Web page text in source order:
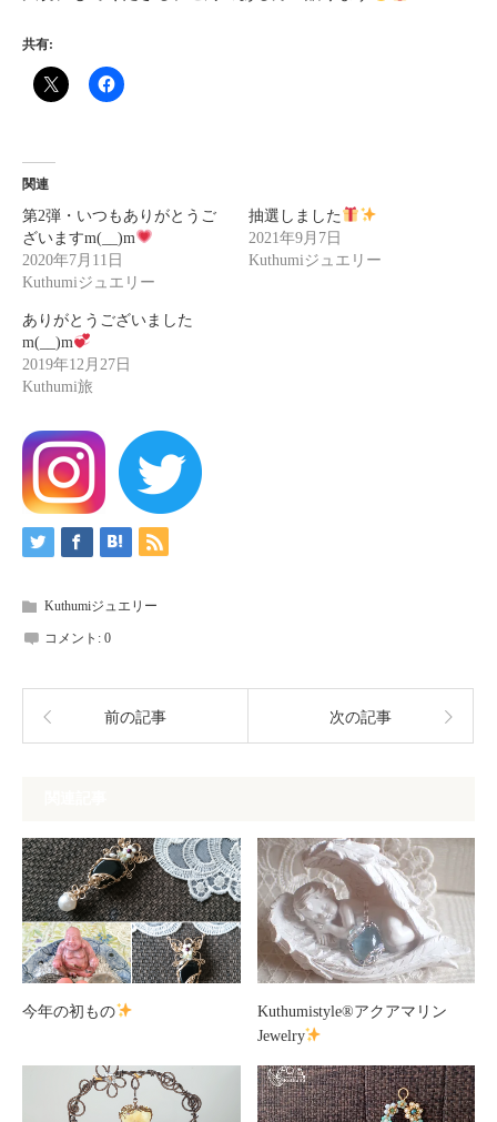
共有:
関連
第2弾・いつもありがとうご
ざいますm(__)m
2020年7月11日
Kuthumiジュエリー
抽選しました
2021年9月7日
Kuthumiジュエリー
ありがとうございました
m(__)m
2019年12月27日
Kuthumi旅
Kuthumiジュエリー
コメント: 0
前の記事 次の記事
今年の初もの
Kuthumistyle®アクアマリン
Jewelry